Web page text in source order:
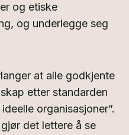
og etiske
og underlegge seg
at alle godkjente
etter standarden
organisasjoner”.
det lettere å se